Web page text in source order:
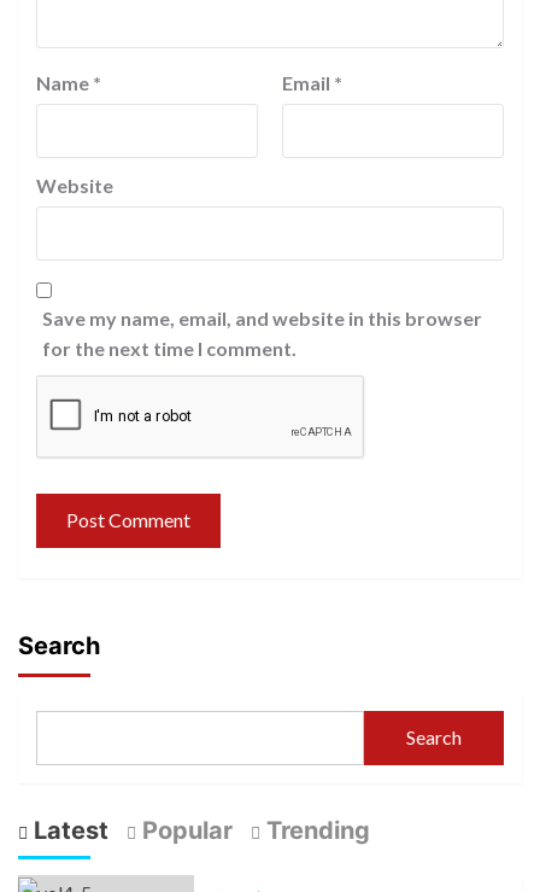
Name * Email *
Website
Save my name, email, and website in this browser
for the next time I comment.
Search
Search
Latest Popular Trending